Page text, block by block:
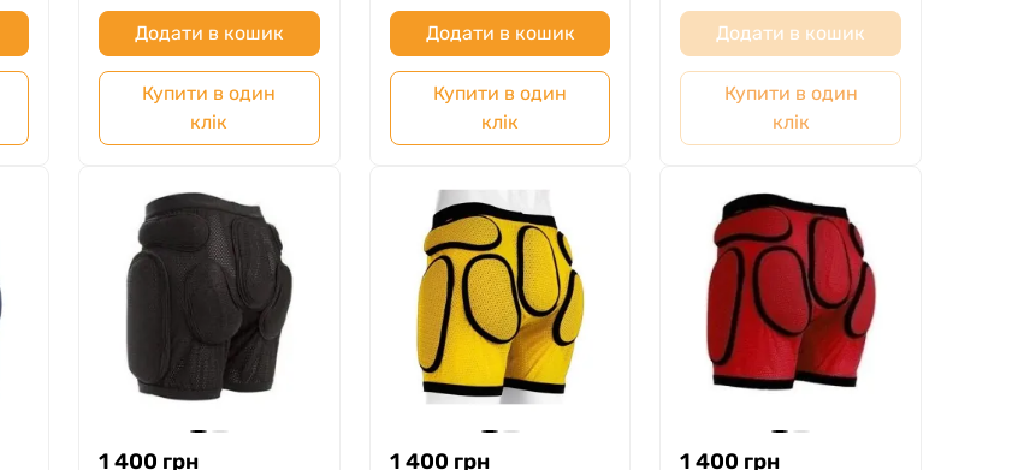
Додати в кошик
Купити в один
клік
Додати в кошик
Купити в один
клік
Додати в кошик
Купити в один
клік
1 400 грн 1 400 грн 1 400 грн